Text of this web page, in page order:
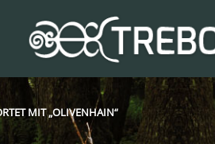
MIT „OLIVENHAIN“